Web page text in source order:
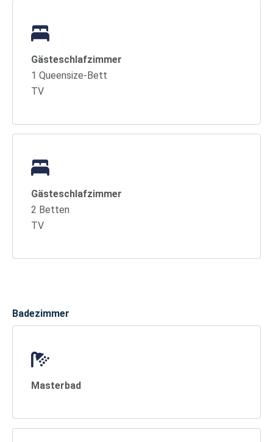
Gästeschlafzimmer
1 Queensize-Bett
TV
Gästeschlafzimmer
2 Betten
TV
Badezimmer
Masterbad